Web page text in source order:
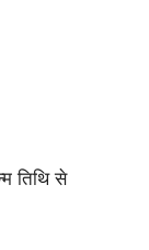
तिथि से